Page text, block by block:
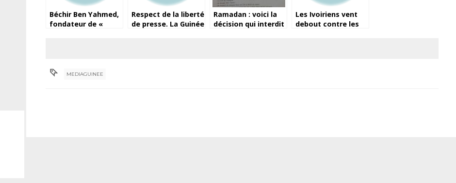
Béchir Ben Yahmed,
fondateur de «
Respect de la liberté
de presse. La Guinée
Ramadan : voici la
décision qui interdit
Les Ivoiriens vent
debout contre les
MEDIAGUINEE